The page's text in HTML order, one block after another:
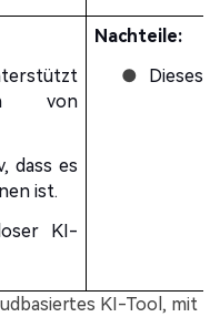
von
dass es
ist.
KI-
Nachteile:
●
Dieses
KI-Tool, mit